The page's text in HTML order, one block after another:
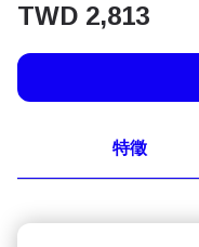
TWD 2,813
特徵